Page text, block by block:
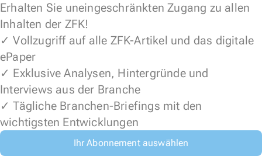
Erhalten Sie uneingeschränkten Zugang zu allen
Inhalten der ZFK!
✓ Vollzugriff auf alle ZFK-Artikel und das digitale
ePaper
✓ Exklusive Analysen, Hintergründe und
Interviews aus der Branche
✓ Tägliche Branchen-Briefings mit den
wichtigsten Entwicklungen
Ihr Abonnement auswählen